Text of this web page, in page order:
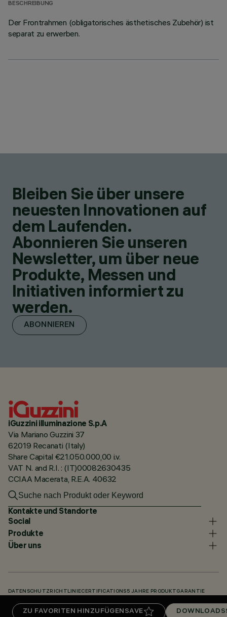
ZU FAVORITEN HINZUFÜGEN SAVE DOWNLOADS
BESCHREIBUNG
Der Frontrahmen (obligatorisches ästhetisches Zubehör) ist
separat zu erwerben.
Bleiben Sie über unsere
neuesten Innovationen auf
dem Laufenden.
Abonnieren Sie unseren
Newsletter, um über neue
Produkte, Messen und
Initiativen informiert zu
werden.
ABONNIEREN
iGuzzini illuminazione S.p.A
Via Mariano Guzzini 37
62019 Recanati (Italy)
Share Capital €21.050.000,00 i.v.
VAT N. and R.I. : (IT)00082630435
CCIAA Macerata, R.E.A. 40632
Kontakte und Standorte
Social
Produkte
Über uns
DATENSCHUTZRICHTLINIECERTIFICATIONS 5 JAHRE PRODUKTGARANTIE
UNSERE CODES KNOWLEDGE BASE (LOGIN REQUIRED) DOWNLOADS